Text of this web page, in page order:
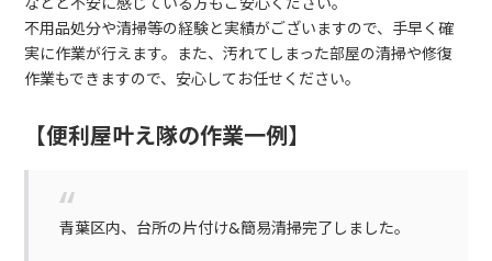
不用品処分や清掃等の経験と実績がございますので、手早く確
実に作業が行えます。また、汚れてしまった部屋の清掃や修復
作業もできますので、安心してお任せください。
【便利屋叶え隊の作業一例】
青葉区内、台所の片付け&簡易清掃完了しました。